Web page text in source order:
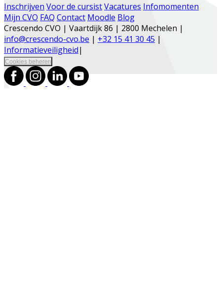
Inschrijven Voor de cursistVacatures Infomomenten
Mijn CVO FAQ Contact Moodle Blog
Crescendo CVO | Vaartdijk 86 | 2800 Mechelen |
info@crescendo-cvo.be | +32 15 41 30 45 |
Informatieveiligheid|
Cookies beheren